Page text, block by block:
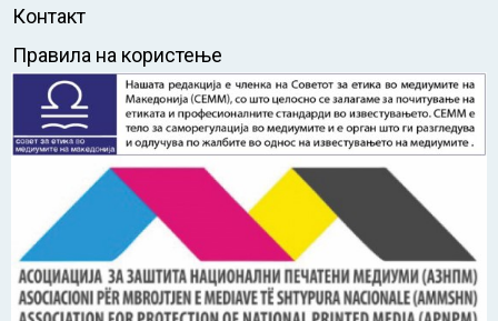
Контакт
Правила на користење